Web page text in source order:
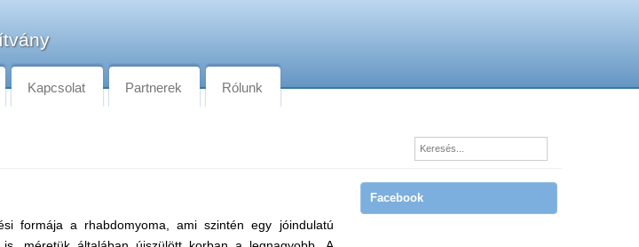
Kapcsolat Partnerek Rólunk
formája a rhabdomyoma, ami szintén egy jóindulatú
Facebook